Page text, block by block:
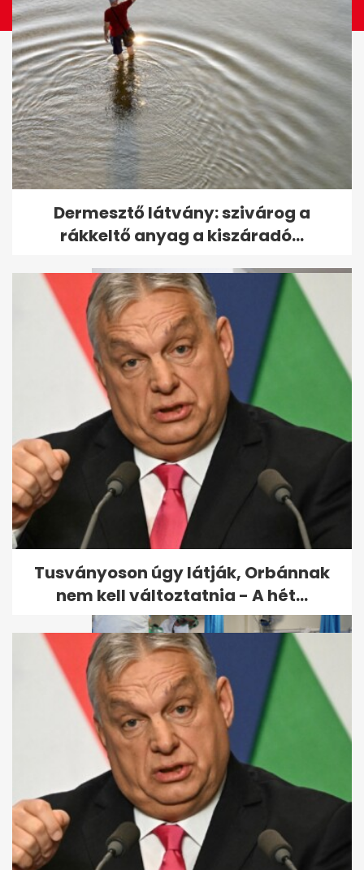
Riasztást adott ki a Magyar
Posta
Megvizsgálták, tényleg vezet-
e az ellenzék a...
Koronavírus: a 70 éves beteg
fia bement a kórházba de...
Dermesztő látvány: szivárog a
rákkeltő anyag a kiszáradó...
Tusványoson úgy látják, Orbánnak
nem kell változtatnia - A hét...